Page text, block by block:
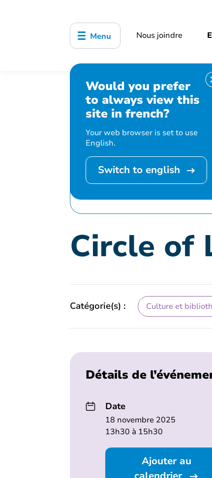
Menu Nous joindre
Would you prefer
to always view this
site in french?
Your web browser is set to use
English.
Switch to english
Accueil Bibliothèque, culture,
Circle of Life Writers
Cet
Circle of
Catégorie(s) : Culture et
Détails de
Date
18 novembre 2025
13h30 à 15h30
Ajouter au